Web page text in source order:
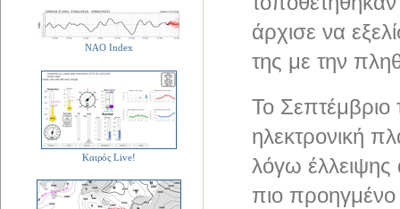
NAO Index
Καιρός Live!
άρχισε να
της με την
Το Σεπτέμβριο
ηλεκτρονική
λόγω έλλειψης
πιο